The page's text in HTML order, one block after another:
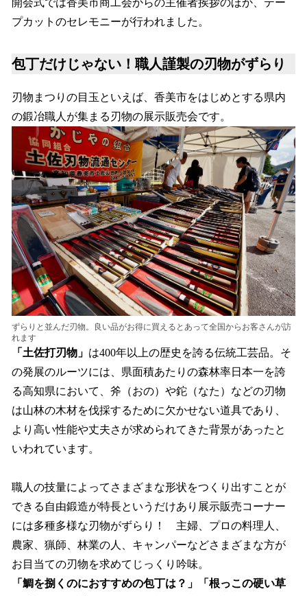
開会式では香美市商工会からの主催者挨拶のほか、テー
プカットのセレモニーが行われました。
包丁だけじゃない！職人謹製の刃物がずらり
刃物まつりの目玉といえば、香美市をはじめとする県内
の鍛冶職人が集まる刃物の展示販売会です。
ずらりと並んだ刃物。良い品がお得に買えるとあって全国からお客さんが訪
れます
「土佐打刃物」 は400年以上の歴史を誇る伝統工芸品。そ
の発展のルーツには、県面積あたりの森林率日本一を誇
る高知県において、斧（おの）や鉈（なた）などの刃物
は山林の木材を伐採するために欠かせない道具であり、
より高い性能や丈夫さが求められてきた背景があったと
いわれています。
職人の技量によってさまざまな形状をつくり出すことが
できる自由鍛造が特長というだけあり展示販売コーナー
には多種多様な刃物がずらり！ 主婦、プロの料理人、
農家、猟師、林業の人、キャンパーなどさまざまな方が
お目当ての刃物を求めてじっくり吟味。
「鯛を捌くのにおすすめの包丁は？」「根っこの硬い草